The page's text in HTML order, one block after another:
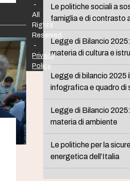
Le politiche sociali a
famiglia e di contrasto
Legge di Bilancio
materia di cultura e
Legge di bilancio 2025
infografica e quadro di
Legge di Bilancio
materia di ambiente
Le politiche per la
energetica dell’Italia
-
All
Rights
Reserved
-
Privacy
Policy